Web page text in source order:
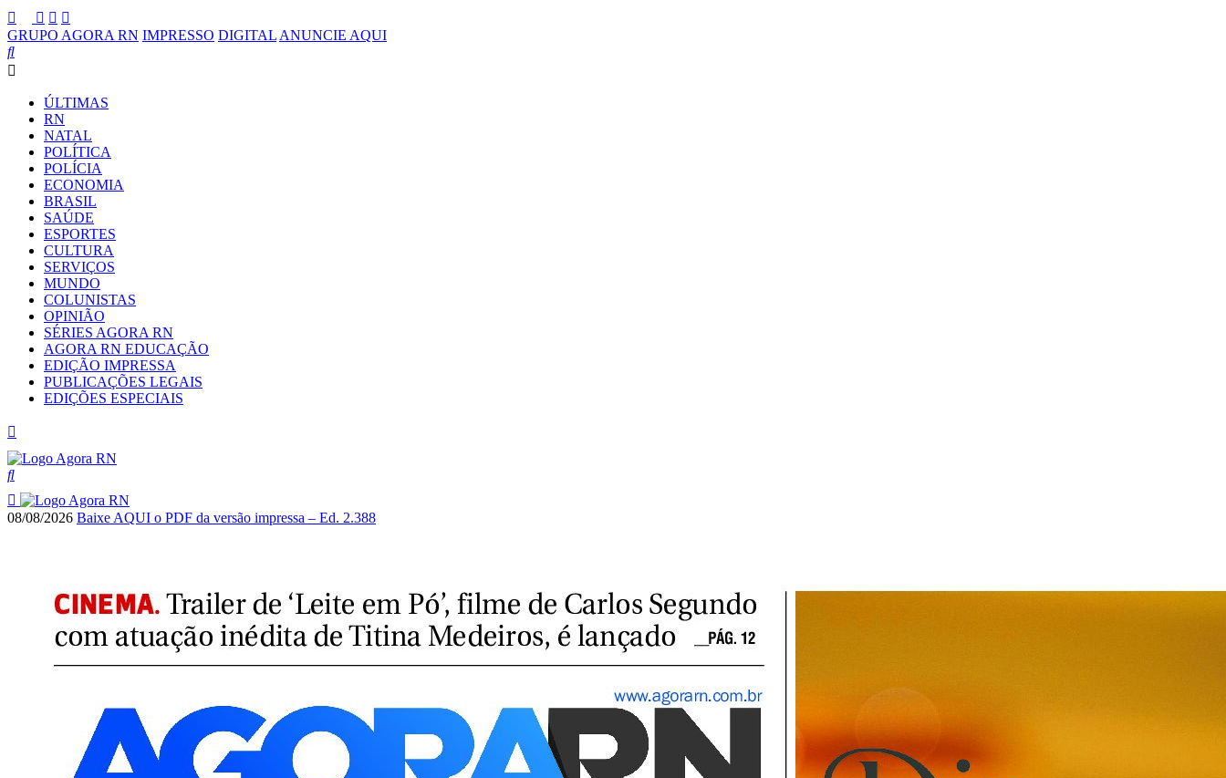
GRUPO AGORA RN IMPRESSO DIGITAL ANUNCIE AQUI
ÚLTIMAS
RN
NATAL
POLÍTICA
POLÍCIA
ECONOMIA
BRASIL
SAÚDE
ESPORTES
CULTURA
SERVIÇOS
MUNDO
COLUNISTAS
OPINIÃO
SÉRIES AGORA RN
AGORA RN EDUCAÇÃO
EDIÇÃO IMPRESSA
PUBLICAÇÕES LEGAIS
EDIÇÕES ESPECIAIS
08/08/2026 Baixe AQUI o PDF da versão impressa – Ed. 2.388